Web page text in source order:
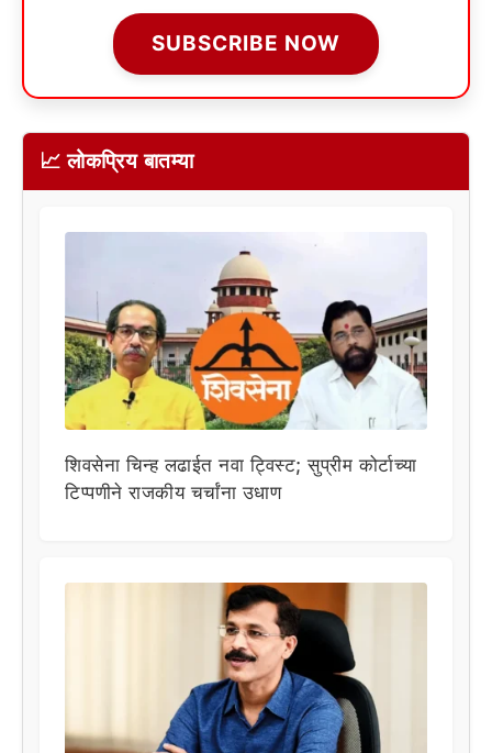
SUBSCRIBE NOW
📈 लोकप्रिय बातम्या
शिवसेना चिन्ह लढाईत नवा ट्विस्ट; सुप्रीम कोर्टाच्या
टिप्पणीने राजकीय चर्चांना उधाण